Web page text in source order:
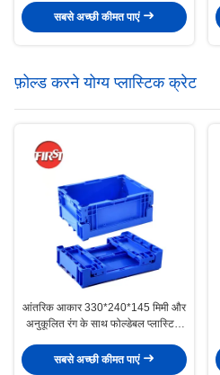
सबसे अच्छी कीमत पाएं
फ़ोल्ड करने योग्य प्लास्टिक क्रेट
आंतरिक आकार 330*240*145 मिमी और
अनुकूलित रंग के साथ फोल्डेबल प्लास्टिक
सबसे अच्छी कीमत पाएं